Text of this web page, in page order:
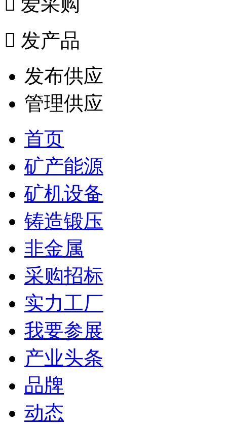
 发产品
发布供应
管理供应
首页
矿产能源
矿机设备
铸造锻压
非金属
采购招标
实力工厂
我要参展
产业头条
品牌
动态